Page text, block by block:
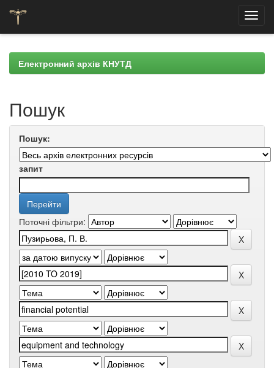
navigationЕлектронний архів КНУТД
Пошук
Пошук:
запит
Поточні фільтри: